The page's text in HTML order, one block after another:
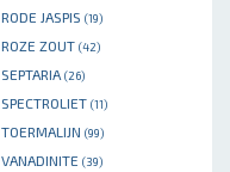
RODE JASPIS (19)
ROZE ZOUT (42)
SEPTARIA (26)
SPECTROLIET (11)
TOERMALIJN (99)
VANADINITE (39)